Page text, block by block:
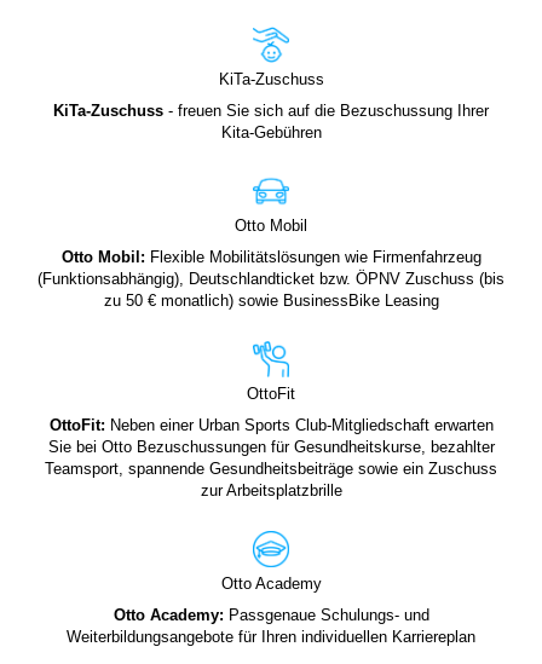
KiTa-Zuschuss
KiTa-Zuschuss - freuen Sie sich auf die Bezuschussung Ihrer
Kita-Gebühren
Otto Mobil
Otto Mobil: Flexible Mobilitätslösungen wie Firmenfahrzeug
(Funktionsabhängig), Deutschlandticket bzw. ÖPNV Zuschuss (bis
zu 50 € monatlich) sowie BusinessBike Leasing
OttoFit
OttoFit: Neben einer Urban Sports Club-Mitgliedschaft erwarten
Sie bei Otto Bezuschussungen für Gesundheitskurse, bezahlter
Teamsport, spannende Gesundheitsbeiträge sowie ein Zuschuss
zur Arbeitsplatzbrille
Otto Academy
Otto Academy: Passgenaue Schulungs- und
Weiterbildungsangebote für Ihren individuellen Karriereplan